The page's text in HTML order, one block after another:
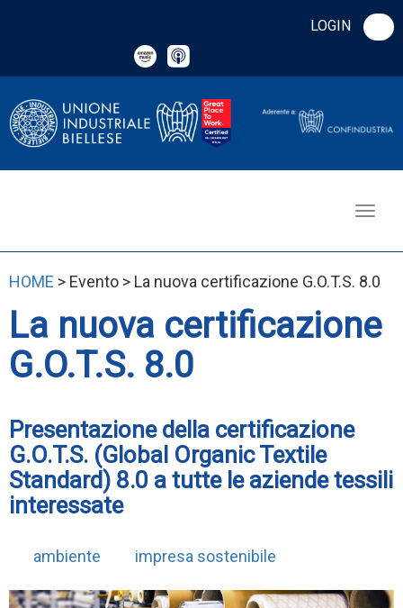
LOGIN
HOME > Evento > La nuova certificazione G.O.T.S. 8.0
La nuova certificazione
G.O.T.S. 8.0
Presentazione della certificazione
G.O.T.S. (Global Organic Textile
Standard) 8.0 a tutte le aziende tessili
interessate
ambiente impresa sostenibile